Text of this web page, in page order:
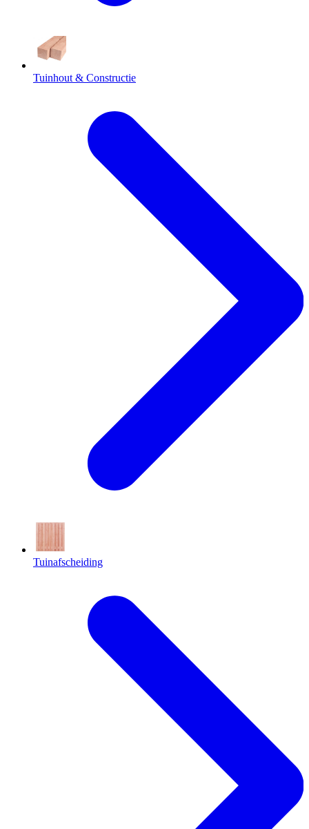
Tuinhout & Constructie
Tuinafscheiding